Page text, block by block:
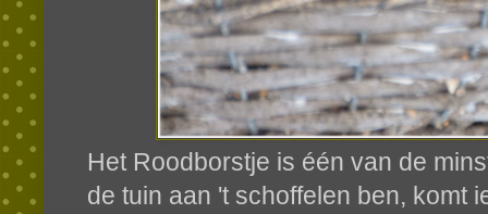
Het Roodborstje is één van de
de tuin aan 't schoffelen ben, komt